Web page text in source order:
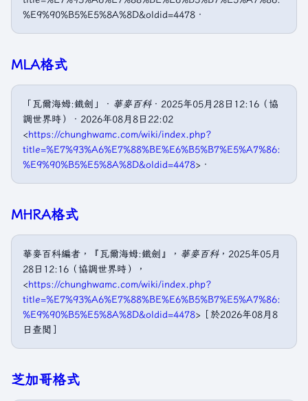
%E9%90%B5%E5%8A%8D&oldid=4478．
MLA格式
「瓦爾海姆:鐵劍」． 華麥百科．2025年05月28日12:16（協
調世界時）．2026年08月8日22:02
<https://chunghwamc.com/wiki/index.php?
title=%E7%93%A6%E7%88%BE%E6%B5%B7%E5%A7%86:
%E9%90%B5%E5%8A%8D&oldid=4478>．
MHRA格式
華麥百科編者，『瓦爾海姆:鐵劍』， 華麥百科，2025年05月
28日12:16（協調世界時），
<https://chunghwamc.com/wiki/index.php?
title=%E7%93%A6%E7%88%BE%E6%B5%B7%E5%A7%86:
%E9%90%B5%E5%8A%8D&oldid=4478>［於2026年08月8
日查閲］
芝加哥格式